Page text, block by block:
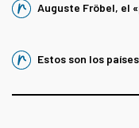
Auguste Fröbel, el
Estos son los